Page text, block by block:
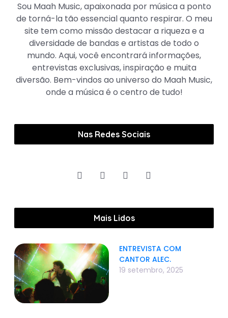
Sou Maah Music, apaixonada por música a ponto
de torná-la tão essencial quanto respirar. O meu
site tem como missão destacar a riqueza e a
diversidade de bandas e artistas de todo o
mundo. Aqui, você encontrará informações,
entrevistas exclusivas, inspiração e muita
diversão. Bem-vindos ao universo do Maah Music,
onde a música é o centro de tudo!
Nas Redes Sociais
Mais Lidos
ENTREVISTA COM
CANTOR ALEC.
19 setembro, 2025